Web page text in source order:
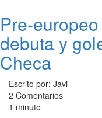
Pre-
debuta y
Checa
Escrito por: Javi
2 Comentarios
1 minuto